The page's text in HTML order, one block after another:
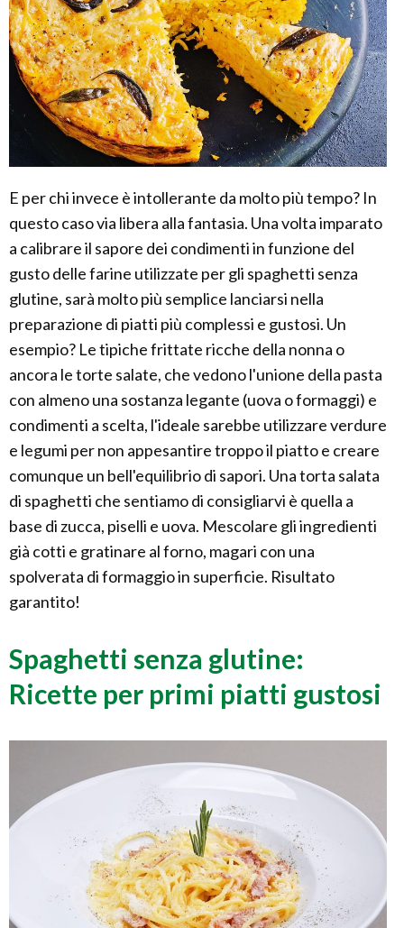
E per chi invece è intollerante da molto più tempo? In
questo caso via libera alla fantasia. Una volta imparato
a calibrare il sapore dei condimenti in funzione del
gusto delle farine utilizzate per gli spaghetti senza
glutine, sarà molto più semplice lanciarsi nella
preparazione di piatti più complessi e gustosi. Un
esempio? Le tipiche frittate ricche della nonna o
ancora le torte salate, che vedono l'unione della pasta
con almeno una sostanza legante (uova o formaggi) e
condimenti a scelta, l'ideale sarebbe utilizzare verdure
e legumi per non appesantire troppo il piatto e creare
comunque un bell'equilibrio di sapori. Una torta salata
di spaghetti che sentiamo di consigliarvi è quella a
base di zucca, piselli e uova. Mescolare gli ingredienti
già cotti e gratinare al forno, magari con una
spolverata di formaggio in superficie. Risultato
garantito!
Spaghetti senza glutine:
Ricette per primi piatti gustosi